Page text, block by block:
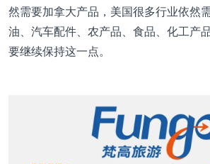
然需要加拿大产品，美国很多行业依然
油、汽车配件、农产品、食品、化工
要继续保持这一点。